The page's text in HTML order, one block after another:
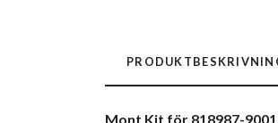
Mont Kit för 818987-